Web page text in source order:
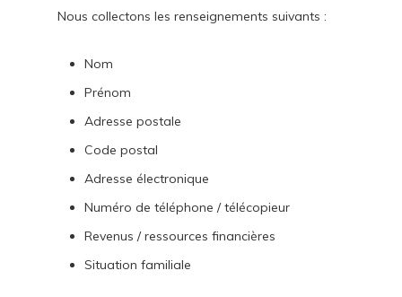
Nous collectons les renseignements suivants :
Nom
Prénom
Adresse postale
Code postal
Adresse électronique
Numéro de téléphone / télécopieur
Revenus / ressources financières
Situation familiale